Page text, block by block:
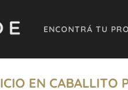
ENCONTRÁ TU
EN CABALLITO